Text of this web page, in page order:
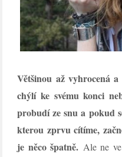
Většinou až vyhrocená
chýlí ke svému konci
probudí ze snu a pokud
kterou zprvu cítíme,
je něco špatně. Ale ne